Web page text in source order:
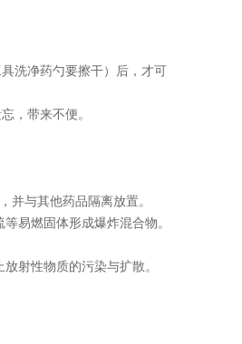
洗净药勺要擦干）后，才可
，带来不便。
并与其他药品隔离放置。
易燃固体形成爆炸混合物。
射性物质的污染与扩散。